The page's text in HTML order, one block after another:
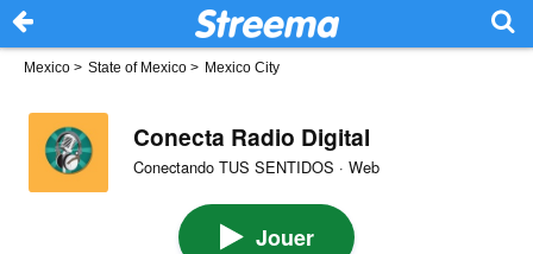
Mexico > State of Mexico > Mexico City
Conecta Radio Digital
Conectando TUS SENTIDOS · Web
Jouer